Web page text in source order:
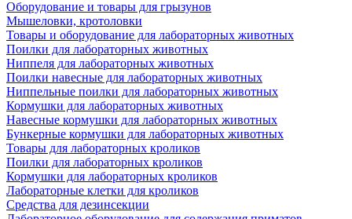
Оборудование и товары для грызунов
Мышеловки, кротоловки
Товары и оборудование для лабораторных животных
Поилки для лабораторных животных
Ниппеля для лабораторных животных
Поилки навесные для лабораторных животных
Ниппельные поилки для лабораторных животных
Кормушки для лабораторных животных
Навесные кормушки для лабораторных животных
Бункерные кормушки для лабораторных животных
Товары для лабораторных кроликов
Поилки для лабораторных кроликов
Кормушки для лабораторных кроликов
Лабораторные клетки для кроликов
Средства для дезинсекции